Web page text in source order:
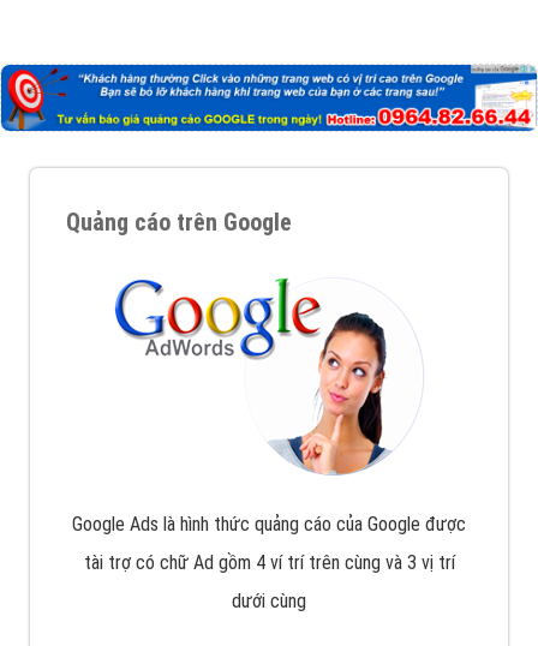
Quảng cáo trên Google
Google Ads là hình thức quảng cáo của Google được
tài trợ có chữ Ad gồm 4 ví trí trên cùng và 3 vị trí
dưới cùng